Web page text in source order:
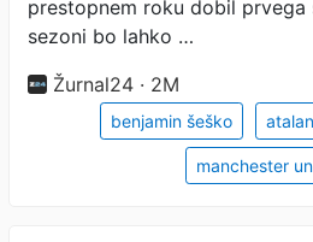
prestopnem roku dobil prvega
sezoni bo lahko …
Žurnal24 · 2M
benjamin šeško
manchester